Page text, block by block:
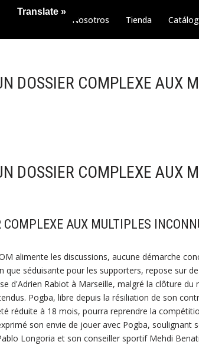
Nosotros Tienda
DOSSIER COMPLEXE AUX
DOSSIER COMPLEXE AUX
AUX MULTIPLES
alimente les discussions, aucune démarche
que séduisante pour les supporters, repose sur
d'Adrien Rabiot à Marseille, malgré la clôture
Pogba, libre depuis la résiliation de son
réduite à 18 mois, pourra reprendre la
son envie de jouer avec Pogba, soulignant
Longoria et son conseiller sportif Mehdi
Translate »